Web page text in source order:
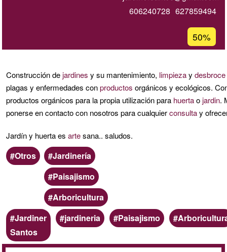
606240728 627859494
de
de
G1
50%
Construcción dejardines y su mantenimiento, limpiezay desbroce
plagas y enfermedades conproductos orgánicos y ecológicos.
productos orgánicos para la propia utilización para huertaojardin.
ponerse en contacto con nosotros para cualquierconsultay
Jardín y huerta es artesana.. saludos.
Ámbito
Otros Categoria
Jardinería
Paisajismo
Arboricultura
Palabras
clave
Jardiner
Santos
jardineria Paisajismo